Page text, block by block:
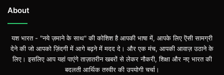
About
यश भारत - "नये ज़माने के साथ" की कोशिश है आपकी भाषा में, आपके लिए ऎसी सामग्री
देने की जो आपको ज़िंदगी में आगे बढ़ने में मदद दे। और एक मंच, आपकी आवाज़ उठाने के
लिए। इसलिए आप यहां पाएंगे ताज़ातरीन खबरों से लेकर नौकरी, शिक्षा और नए भारत की
बदलती आर्थिक तस्वीर की उपयोगी चर्चा।